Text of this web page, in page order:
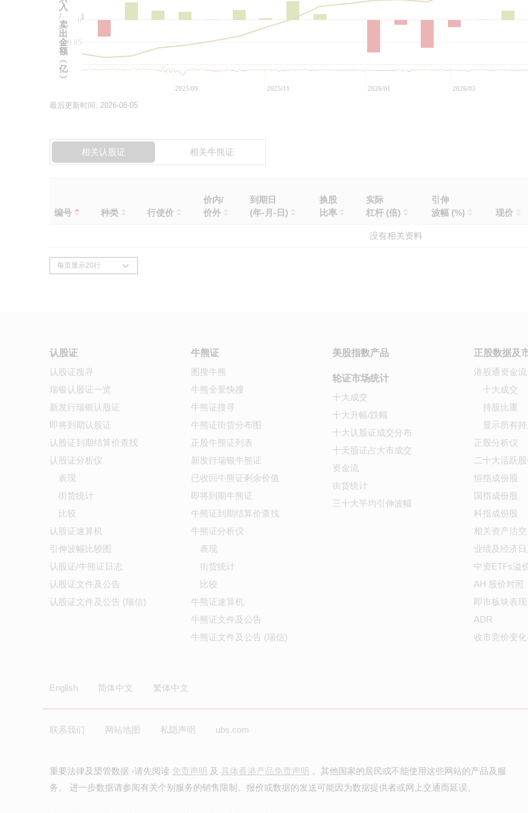
0
-0.05
2025/09 2025/11 2026/01 2026/03
入
/
卖
出
金
额
︵
亿
︶
最后更新时间: 2026-08-05
相关认股证 相关牛熊证
编号 种类 行使价
价内/
价外
到期日
(年-月-日)
换股
比率
实际
杠杆 (倍)
引伸
波幅 (%)
现价
没有相关资料
认股证
认股证搜寻
瑞银认股证一览
新发行瑞银认股证
即将到期认股证
认股证到期结算价查找
认股证分析仪
表现
街货统计
比较
认股证速算机
引伸波幅比较图
认股证/牛熊证日志
认股证文件及公告
认股证文件及公告 (瑞信)
牛熊证
图搜牛熊
牛熊全景快搜
牛熊证搜寻
牛熊证街货分布图
正股牛熊证列表
新发行瑞银牛熊证
已收回牛熊证剩余价值
即将到期牛熊证
牛熊证到期结算价查找
牛熊证分析仪
表现
街货统计
比较
牛熊证速算机
牛熊证文件及公告
牛熊证文件及公告 (瑞信)
美股指数产品
轮证市场统计
十大成交
十大升幅/跌幅
十大认股证成交分布
十天股证占大市成交
资金流
街货统计
三十大平均引伸波幅
正股数据及
港股通资金流
十大成交
持股比重
显示所有
正股分析仪
二十大活跃
恒指成份股
国指成份股
科指成份股
相关资产沽空
业绩及经济
中资ETFs溢
AH 股价对照
即市板块表现
ADR
收市竞价变化
English 简体中文 繁体中文
联系我们 网站地图 私隐声明 ubs.com
重要法律及槼管数据 -请先阅读 免责声明 及 具体香港产品免责声明 。其他国家的居民或不能使用这些网站的产品及服
务。 进一步数据请参阅有关个别服务的销售限制。报价或数据的发送可能因为数据提供者或网上交通而延误。